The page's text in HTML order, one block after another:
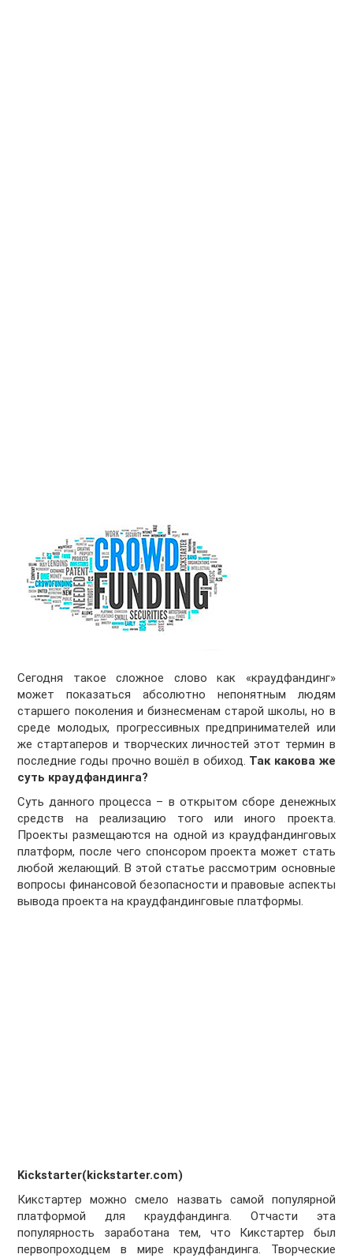
Сегодня такое сложное слово как «краудфандинг»
может показаться абсолютно непонятным людям
старшего поколения и бизнесменам старой школы, но в
среде молодых, прогрессивных предпринимателей или
же стартаперов и творческих личностей этот термин в
последние годы прочно вошёл в обиход. Так какова же
суть краудфандинга?
Суть данного процесса – в открытом сборе денежных
средств на реализацию того или иного проекта.
Проекты размещаются на одной из краудфандинговых
платформ, после чего спонсором проекта может стать
любой желающий. В этой статье рассмотрим основные
вопросы финансовой безопасности и правовые аспекты
вывода проекта на краудфандинговые платформы.
Kickstarter(kickstarter.com)
Кикстартер можно смело назвать самой популярной
платформой для краудфандинга. Отчасти эта
популярность заработана тем, что Кикстартер был
первопроходцем в мире краудфандинга. Творческие